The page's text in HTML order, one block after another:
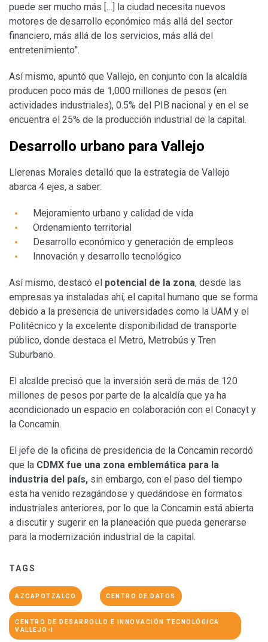
puede ser mucho más […] la ciudad necesita nuevos
motores de desarrollo económico más allá del sector
financiero, más allá de los servicios, más allá del
entretenimiento”.
Así mismo, apuntó que Vallejo, en conjunto con la alcaldía
producen poco más de 1,000 millones de pesos (en
actividades industriales), 0.5% del PIB nacional y en el se
encuentra el 25% de la producción industrial de la capital.
Desarrollo urbano para Vallejo
Llerenas Morales detalló que la estrategia de Vallejo
abarca 4 ejes, a saber:
Mejoramiento urbano y calidad de vida
Ordenamiento territorial
Desarrollo económico y generación de empleos
Innovación y desarrollo tecnológico
Así mismo, destacó el potencial de la zona, desde las
empresas ya instaladas ahí, el capital humano que se forma
debido a la presencia de universidades como la UAM y el
Politécnico y la excelente disponibilidad de transporte
público, donde destaca el Metro, Metrobús y Tren
Suburbano.
El alcalde precisó que la inversión será de más de 120
millones de pesos por parte de la alcaldía que ya ha
acondicionado un espacio en colaboración con el Conacyt y
la Concamin.
El jefe de la oficina de presidencia de la Concamin recordó
que la CDMX fue una zona emblemática para la
industria del país, sin embargo, con el paso del tiempo
esta ha venido rezagándose y quedándose en formatos
industriales anteriores, por lo que la Concamin está abierta
a discutir y sugerir en la planeación que pueda generarse
para la modernización industrial de la capital.
TAGS
AZCAPOTZALCO CENTRO DE DATOS
CENTRO DE DESARROLLO E INNOVACIÓN TECNOLÓGICA
VALLEJO-I